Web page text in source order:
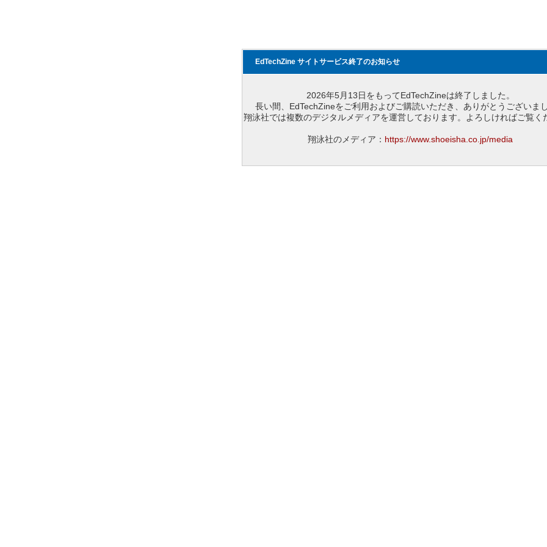
EdTechZine サイトサービス終了のお知らせ
2026年5月13日をもってEdTechZineは終了しました。
長い間、EdTechZineをご利用およびご購読いただき、ありがとうございまし
翔泳社では複数のデジタルメディアを運営しております。よろしければご覧く
翔泳社のメディア： https://www.shoeisha.co.jp/media